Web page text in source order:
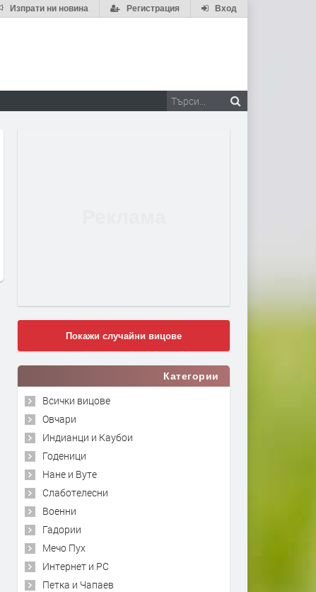
Вход
Регистрация
Изпрати ни новина
Покажи случайни вицове
Категории
Всички вицове
Овчари
Индианци и Каубои
Годеници
Нане и Вуте
Слаботелесни
Военни
Гадории
Мечо Пух
Интернет и PC
Петка и Чапаев